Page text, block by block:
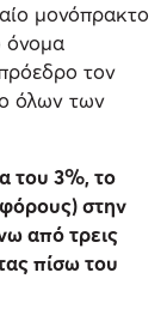
μονόπρακτο
όνομα
τον
όλων των
του 3%, το
στην
από τρεις
πίσω του